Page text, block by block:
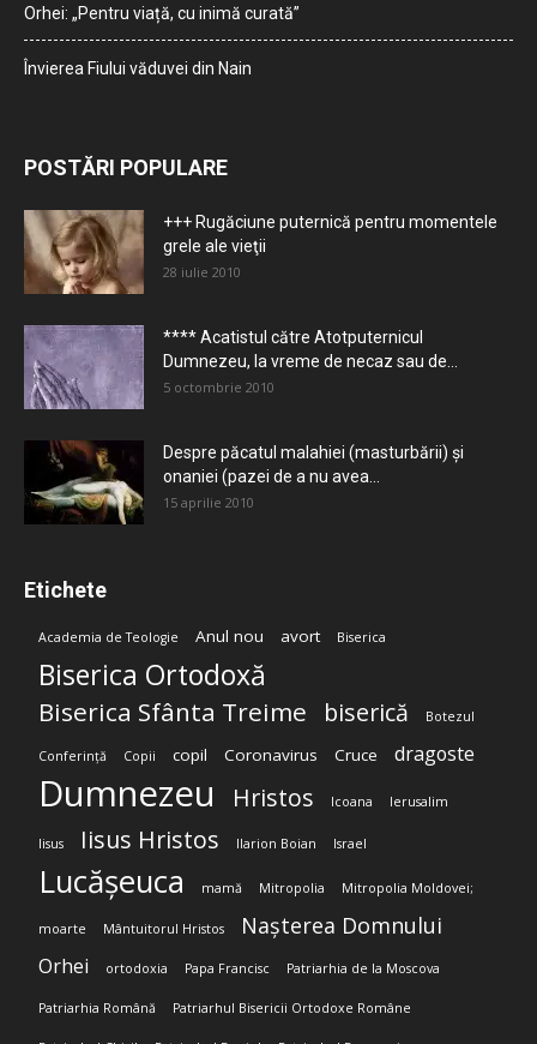
Orhei: „Pentru viață, cu inimă curată”
Învierea Fiului văduvei din Nain
POSTĂRI POPULARE
+++ Rugăciune puternică pentru momentele
grele ale vieţii
28 iulie 2010
**** Acatistul către Atotputernicul
Dumnezeu, la vreme de necaz sau de...
5 octombrie 2010
Despre păcatul malahiei (masturbării) şi
onaniei (pazei de a nu avea...
15 aprilie 2010
Etichete
Academia de Teologie Anul nou avort Biserica
Biserica Ortodoxă
Biserica Sfânta Treime biserică Botezul
Conferință Copii copil Coronavirus Cruce dragoste
Dumnezeu Hristos Icoana Ierusalim
Iisus Iisus Hristos Ilarion Boian Israel
Lucășeuca mamă Mitropolia Mitropolia Moldovei;
moarte Mântuitorul Hristos Nașterea Domnului
Orhei ortodoxia Papa Francisc Patriarhia de la Moscova
Patriarhia Română Patriarhul Bisericii Ortodoxe Române